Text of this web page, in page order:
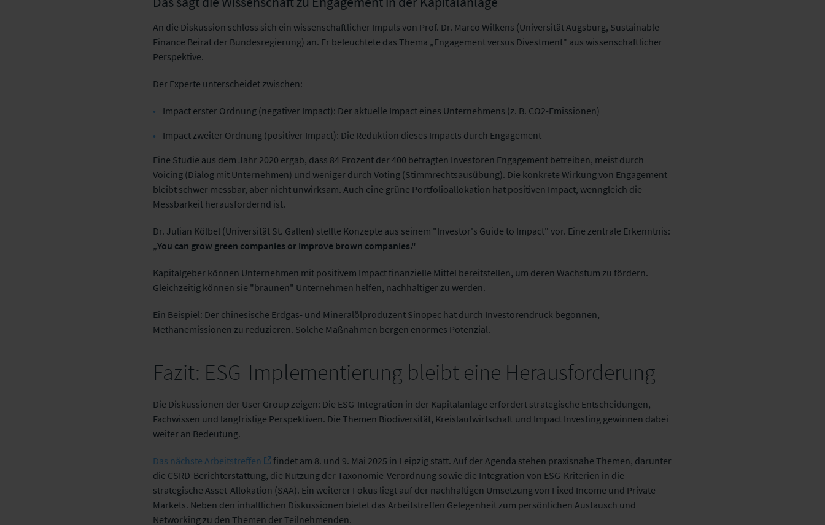
An die Diskussion schloss sich ein wissenschaftlicher Impuls von Prof. Dr. Marco Wilkens (Universität Augsburg, Sustainable
Finance Beirat der Bundesregierung) an. Er beleuchtete das Thema „Engagement versus Divestment" aus wissenschaftlicher
Perspektive.
Der Experte unterscheidet zwischen:
Impact erster Ordnung (negativer Impact): Der aktuelle Impact eines Unternehmens (z. B. CO2-Emissionen)
Impact zweiter Ordnung (positiver Impact): Die Reduktion dieses Impacts durch Engagement
Eine Studie aus dem Jahr 2020 ergab, dass 84 Prozent der 400 befragten Investoren Engagement betreiben, meist durch
Voicing (Dialog mit Unternehmen) und weniger durch Voting (Stimmrechtsausübung). Die konkrete Wirkung von Engagement
bleibt schwer messbar, aber nicht unwirksam. Auch eine grüne Portfolioallokation hat positiven Impact, wenngleich die
Messbarkeit herausfordernd ist.
Dr. Julian Kölbel (Universität St. Gallen) stellte Konzepte aus seinem "Investor's Guide to Impact" vor. Eine zentrale Erkenntnis:
„You can grow green companies or improve brown companies."
Kapitalgeber können Unternehmen mit positivem Impact finanzielle Mittel bereitstellen, um deren Wachstum zu fördern.
Gleichzeitig können sie "braunen" Unternehmen helfen, nachhaltiger zu werden.
Ein Beispiel: Der chinesische Erdgas- und Mineralölproduzent Sinopec hat durch Investorendruck begonnen,
Methanemissionen zu reduzieren. Solche Maßnahmen bergen enormes Potenzial.
Fazit: ESG-Implementierung bleibt eine Herausforderung
Die Diskussionen der User Group zeigen: Die ESG-Integration in der Kapitalanlage erfordert strategische Entscheidungen,
Fachwissen und langfristige Perspektiven. Die Themen Biodiversität, Kreislaufwirtschaft und Impact Investing gewinnen dabei
weiter an Bedeutung.
Das nächste Arbeitstreffen
findet am 8. und 9. Mai 2025 in Leipzig statt. Auf der Agenda stehen praxisnahe Themen, darunter
die CSRD-Berichterstattung, die Nutzung der Taxonomie-Verordnung sowie die Integration von ESG-Kriterien in die
strategische Asset-Allokation (SAA). Ein weiterer Fokus liegt auf der nachhaltigen Umsetzung von Fixed Income und Private
Markets. Neben den inhaltlichen Diskussionen bietet das Arbeitstreffen Gelegenheit zum persönlichen Austausch und
Networking zu den Themen der Teilnehmenden.